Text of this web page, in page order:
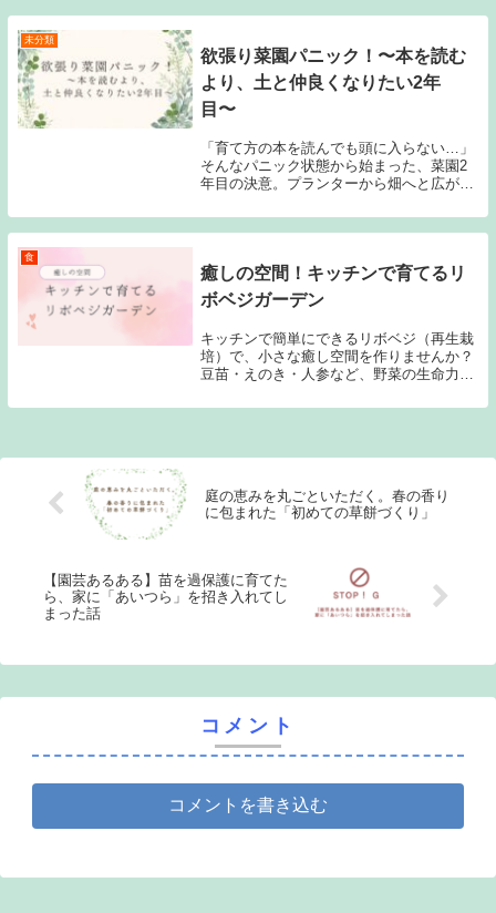
未分類
欲張り菜園パニック！〜本を読む
より、土と仲良くなりたい2年
目〜
「育て方の本を読んでも頭に入らない…」
そんなパニック状態から始まった、菜園2
年目の決意。プランターから畑へと広がる
き合い方」を綴ります。完璧を目指さな
い、等身大の自給自足日記です。
食
癒しの空間！キッチンで育てるリ
ボベジガーデン
キッチンで簡単にできるリボベジ（再生栽
培）で、小さな癒し空間を作りませんか？
豆苗・えのき・人参など、野菜の生命力を
どもと一緒に「ポイ活」も楽しめます♪
庭の恵みを丸ごといただく。春の香り
に包まれた「初めての草餅づくり」
【園芸あるある】苗を過保護に育てた
ら、家に「あいつら」を招き入れてし
まった話
コメント
コメントを書き込む